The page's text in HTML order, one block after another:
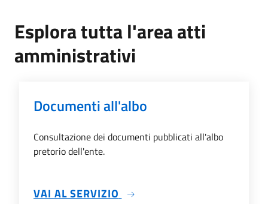
Esplora tutta l'area atti
amministrativi
Documenti all'albo
Consultazione dei documenti pubblicati all'albo
pretorio dell'ente.
VAI AL SERVIZIO SU DOCUMENTI ALL'ALBO